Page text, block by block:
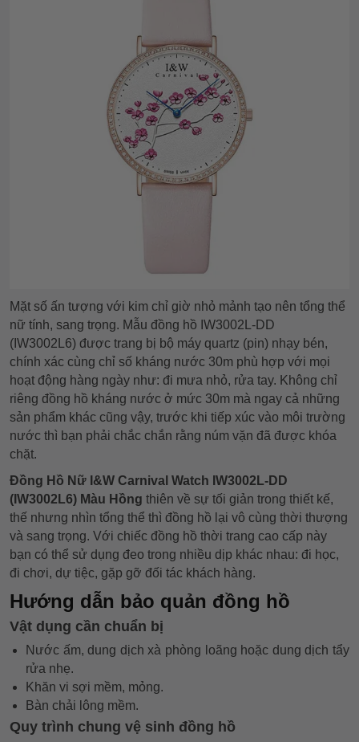
Mặt số ấn tượng với kim chỉ giờ nhỏ mảnh tạo nên tổng thể
nữ tính, sang trọng. Mẫu đồng hồ IW3002L-DD
(IW3002L6) được trang bị bộ máy quartz (pin) nhạy bén,
chính xác cùng chỉ số kháng nước 30m phù hợp với mọi
hoạt động hàng ngày như: đi mưa nhỏ, rửa tay. Không chỉ
riêng đồng hồ kháng nước ở mức 30m mà ngay cả những
sản phẩm khác cũng vậy, trước khi tiếp xúc vào môi trường
nước thì bạn phải chắc chắn rằng núm vặn đã được khóa
chặt.
Đồng Hồ Nữ I&W Carnival Watch IW3002L-DD
(IW3002L6) Màu Hồng thiên về sự tối giản trong thiết kế,
thế nhưng nhìn tổng thể thì đồng hồ lại vô cùng thời thượng
và sang trọng. Với chiếc đồng hồ thời trang cao cấp này
bạn có thể sử dụng đeo trong nhiều dịp khác nhau: đi học,
đi chơi, dự tiệc, gặp gỡ đối tác khách hàng.
Hướng dẫn bảo quản đồng hồ
Vật dụng cần chuẩn bị
Nước ấm, dung dịch xà phòng loãng hoặc dung dịch tẩy
rửa nhẹ.
Khăn vi sợi mềm, mỏng.
Bàn chải lông mềm.
Quy trình chung vệ sinh đồng hồ